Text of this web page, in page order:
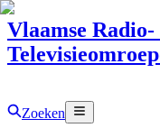
Vlaamse Radio-
Zoeken